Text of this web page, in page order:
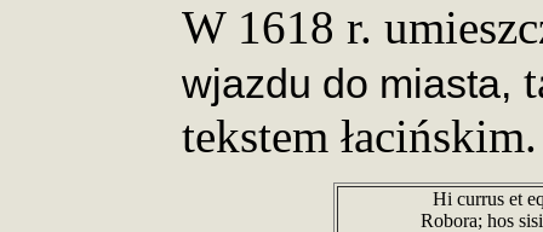
W 1618 r.
wjazdu do miasta,
tekstem łacińskim.
Hi currus et
Robora; hos